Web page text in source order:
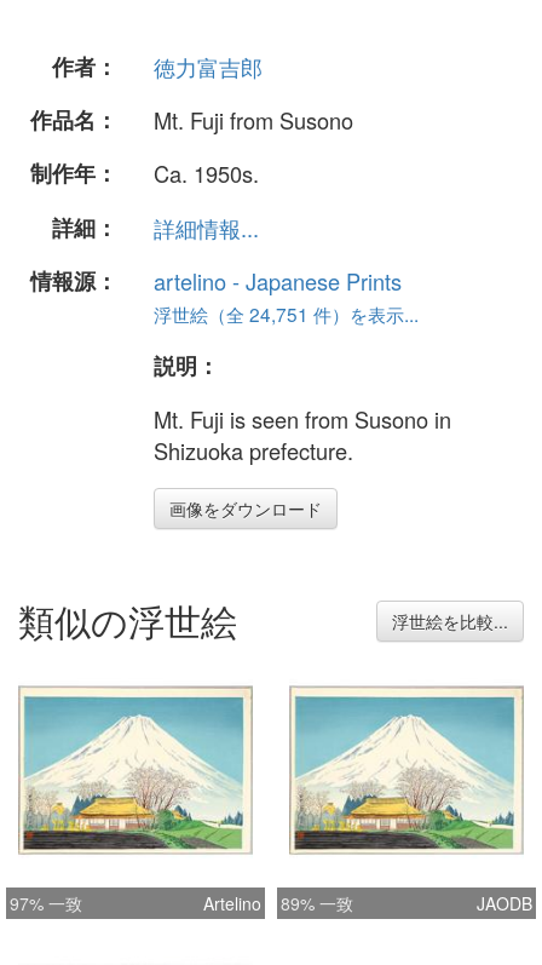
作者：
徳力富吉郎
作品名：
Mt. Fuji from Susono
制作年：
Ca. 1950s.
詳細：
詳細情報...
情報源：
artelino - Japanese Prints
浮世絵（全 24,751 件）を表示...
説明：
Mt. Fuji is seen from Susono in
Shizuoka prefecture.
画像をダウンロード
類似の浮世絵 浮世絵を比較...
97% 一致 Artelino 89% 一致 JAODB